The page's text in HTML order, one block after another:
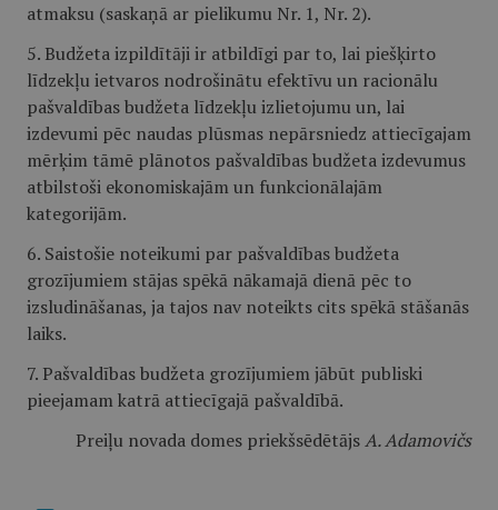
atmaksu (saskaņā ar pielikumu Nr. 1, Nr. 2).
5. Budžeta izpildītāji ir atbildīgi par to, lai piešķirto
līdzekļu ietvaros nodrošinātu efektīvu un racionālu
pašvaldības budžeta līdzekļu izlietojumu un, lai
izdevumi pēc naudas plūsmas nepārsniedz attiecīgajam
mērķim tāmē plānotos pašvaldības budžeta izdevumus
atbilstoši ekonomiskajām un funkcionālajām
kategorijām.
6. Saistošie noteikumi par pašvaldības budžeta
grozījumiem stājas spēkā nākamajā dienā pēc to
izsludināšanas, ja tajos nav noteikts cits spēkā stāšanās
laiks.
7. Pašvaldības budžeta grozījumiem jābūt publiski
pieejamam katrā attiecīgajā pašvaldībā.
Preiļu novada domes priekšsēdētājsA. Adamovičs